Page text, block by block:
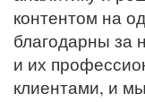
контентом на
благодарны за
и их
клиентами, и